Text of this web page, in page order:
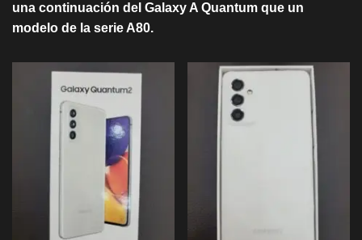
una continuación del Galaxy A Quantum que un
modelo de la serie A80.